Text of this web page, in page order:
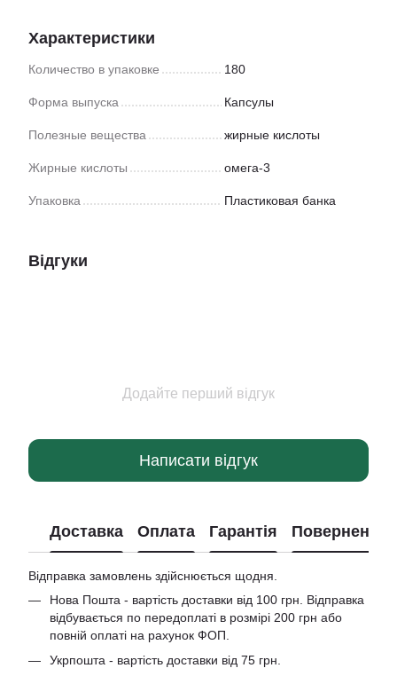
Характеристики
Количество в упаковке 180
Форма выпуска Капсулы
Полезные вещества жирные кислоты
Жирные кислоты омега-3
Упаковка Пластиковая банка
Відгуки
Додайте перший відгук
Написати відгук
Доставка Оплата Гарантія Повернення
Відправка замовлень здійснюється щодня.
Нова Пошта - вартість доставки від 100 грн. Відправка
відбувається по передоплаті в розмірі 200 грн або
повній оплаті на рахунок ФОП.
Укрпошта - вартість доставки від 75 грн.